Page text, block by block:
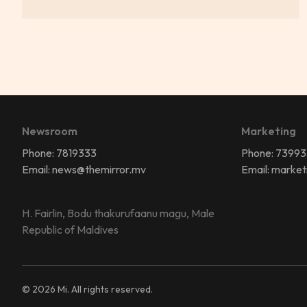
Newsroom
Phone: 7819333
Email: news@themirror.mv
Marketing
Phone:
Email:
H. Fairlin, Bodu thakurufaanu magu, Male
Republic of Maldives
© 2026 Mi. All rights reserved.